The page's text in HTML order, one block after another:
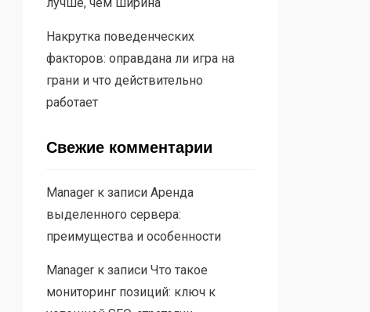
Накрутка поведенческих
факторов: оправдана ли игра на
грани и что действительно
работает
Свежие комментарии
Managerк записи Аренда
выделенного сервера:
преимущества и особенности
Managerк записи Что такое
мониторинг позиций: ключ к